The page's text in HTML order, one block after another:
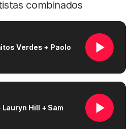
combinados
Verdes + Paolo
Hill + Sam